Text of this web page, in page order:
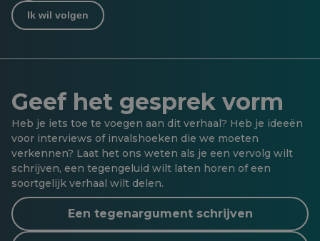
Ik wil volgen
Geef het gesprek vorm
Heb je iets toe te voegen aan dit verhaal? Heb je ideeën
voor interviews of invalshoeken die we moeten
verkennen? Laat het ons weten als je een vervolg wilt
schrijven, een tegengeluid wilt laten horen of een
soortgelijk verhaal wilt delen.
Een tegenargument schrijven